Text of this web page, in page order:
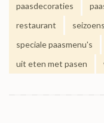
paasdecoraties
restaurant
speciale paasmenu's
uit eten met pasen